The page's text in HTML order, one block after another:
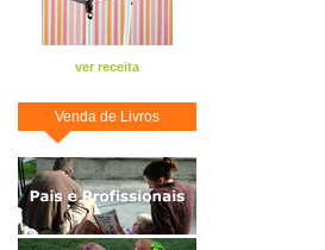
ver receita
Venda de Livros